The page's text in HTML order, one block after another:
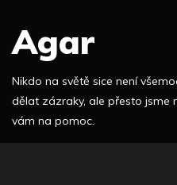
Agar
Nikdo na světě sice není
dělat zázraky, ale přesto jsme
vám na pomoc.